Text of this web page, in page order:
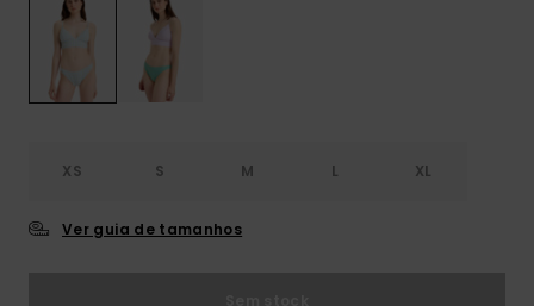
XS S M L XL
Ver guia de tamanhos